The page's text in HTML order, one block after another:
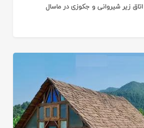
زیر شیروانی و جکوزی در ماسال